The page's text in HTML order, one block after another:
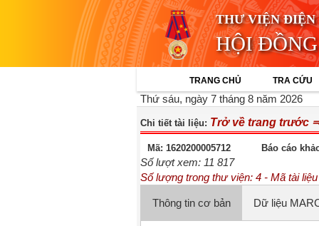
THƯ VIỆN ĐIỆN
HỘI
TRANG CHỦ TRA CỨU
Thứ sáu, ngày 7 tháng 8 năm 2026
Chi tiết tài liệu: Trở về trang trước
Mã: 1620200005712 Báo cáo
Số lượt xem: 11 817
Số lượng trong thư viện: 4 - Mã tài